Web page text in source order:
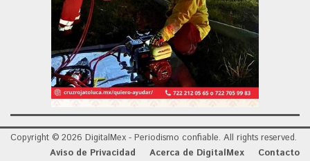
Copyright © 2026 DigitalMex - Periodismo confiable. All rights reserved.
Aviso de Privacidad
Acerca de DigitalMex Contacto